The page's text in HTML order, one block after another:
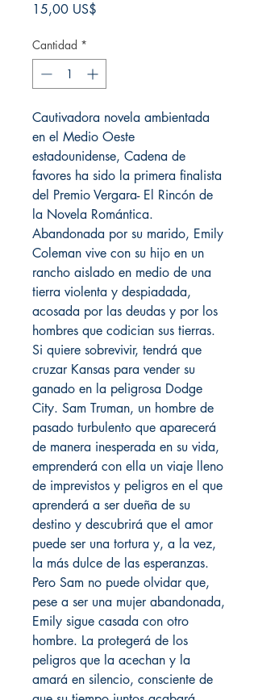
15,00 US$
Cantidad *
Cautivadora novela ambientada
en el Medio Oeste
estadounidense, Cadena de
favores ha sido la primera finalista
del Premio Vergara- El Rincón de
la Novela Romántica.
Abandonada por su marido, Emily
Coleman vive con su hijo en un
rancho aislado en medio de una
tierra violenta y despiadada,
acosada por las deudas y por los
hombres que codician sus tierras.
Si quiere sobrevivir, tendrá que
cruzar Kansas para vender su
ganado en la peligrosa Dodge
City. Sam Truman, un hombre de
pasado turbulento que aparecerá
de manera inesperada en su vida,
emprenderá con ella un viaje lleno
de imprevistos y peligros en el que
aprenderá a ser dueña de su
destino y descubrirá que el amor
puede ser una tortura y, a la vez,
la más dulce de las esperanzas.
Pero Sam no puede olvidar que,
pese a ser una mujer abandonada,
Emily sigue casada con otro
hombre. La protegerá de los
peligros que la acechan y la
amará en silencio, consciente de